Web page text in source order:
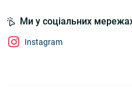
Ми у соціальних
Instagram